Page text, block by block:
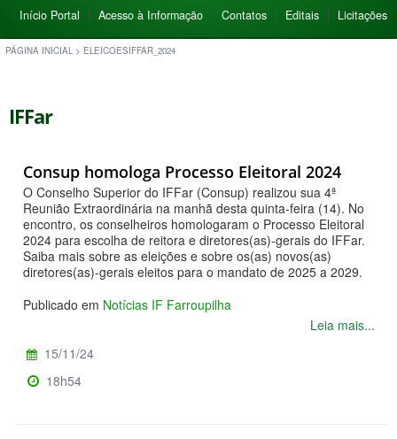
Início Portal Acesso à Informação Contatos Editais Licitações
PÁGINA INICIAL > ELEICOESIFFAR_2024
IFFar
Consup homologa Processo Eleitoral 2024
O Conselho Superior do IFFar (Consup) realizou sua 4ª
Reunião Extraordinária na manhã desta quinta-feira (14). No
encontro, os conselheiros homologaram o Processo Eleitoral
2024 para escolha de reitora e diretores(as)-gerais do IFFar.
Saiba mais sobre as eleições e sobre os(as) novos(as)
diretores(as)-gerais eleitos para o mandato de 2025 a 2029.
Publicado em Notícias IF Farroupilha
Leia mais...
15/11/24
18h54